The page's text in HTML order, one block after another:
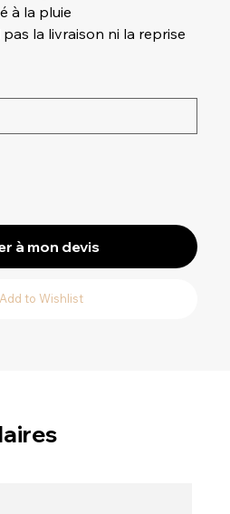
à la pluie
la livraison ni la reprise
à mon devis
Add to Wishlist